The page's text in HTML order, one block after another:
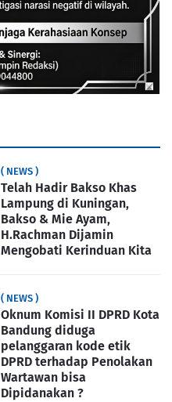
( NEWS )
Telah Hadir Bakso Khas
Lampung di Kuningan,
Bakso & Mie Ayam,
H.Rachman Dijamin
Mengobati Kerinduan Kita
( NEWS )
Oknum Komisi II DPRD Kota
Bandung diduga
pelanggaran kode etik
DPRD terhadap Penolakan
Wartawan bisa
Dipidanakan ?